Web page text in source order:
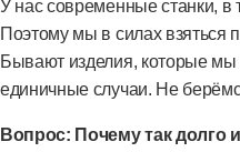
У нас современные станки, в
Поэтому мы в силах взяться
Бывают изделия, которые
единичные случаи. Не
Вопрос: Почему так долго